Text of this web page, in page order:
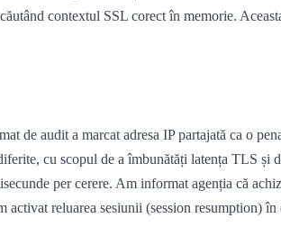
contextul SSL corect în memorie.
de audit a marcat adresa IP partajată ca o
cu scopul de a îmbunătăți latența TLS și
per cerere. Am informat agenția că
activat reluarea sesiunii (session resumption)